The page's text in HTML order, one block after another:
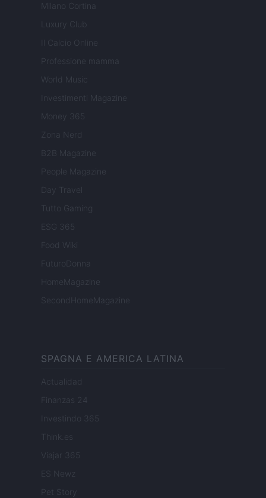
Milano Cortina
Luxury Club
Il Calcio Online
Professione mamma
World Music
Investimenti Magazine
Money 365
Zona Nerd
B2B Magazine
People Magazine
Day Travel
Tutto Gaming
ESG 365
Food Wiki
FuturoDonna
HomeMagazine
SecondHomeMagazine
SPAGNA E AMERICA LATINA
Actualidad
Finanzas 24
Investindo 365
Think.es
Viajar 365
ES Newz
Pet Story